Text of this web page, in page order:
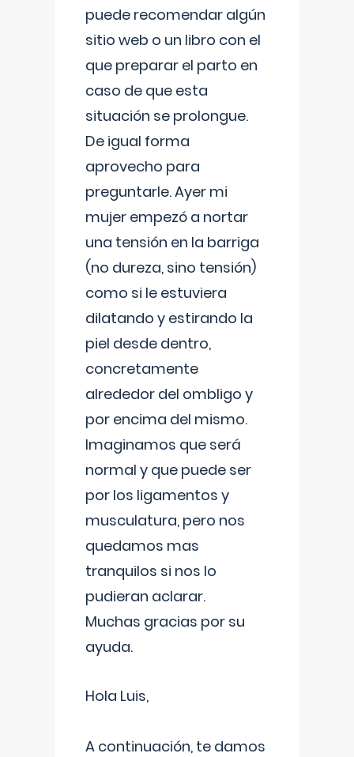
puede recomendar algún
sitio web o un libro con el
que preparar el parto en
caso de que esta
situación se prolongue.
De igual forma
aprovecho para
preguntarle. Ayer mi
mujer empezó a nortar
una tensión en la barriga
(no dureza, sino tensión)
como si le estuviera
dilatando y estirando la
piel desde dentro,
concretamente
alrededor del ombligo y
por encima del mismo.
Imaginamos que será
normal y que puede ser
por los ligamentos y
musculatura, pero nos
quedamos mas
tranquilos si nos lo
pudieran aclarar.
Muchas gracias por su
ayuda.
Hola Luis,
A continuación, te damos